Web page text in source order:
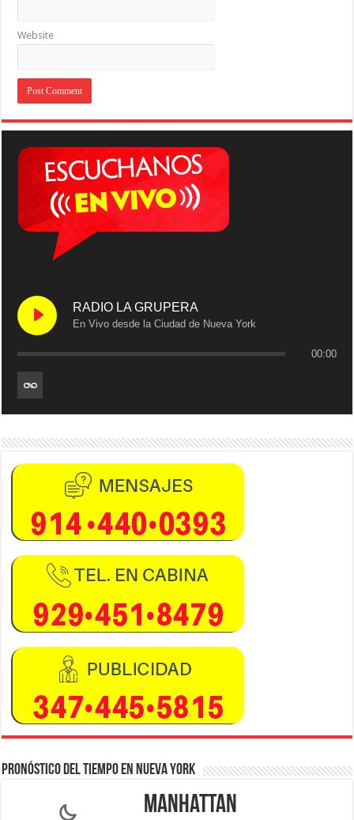
Website
RADIO LA GRUPERA
En Vivo desde la Ciudad de Nueva York
00:00
Pronóstico del tiempo en Nueva York
Manhattan